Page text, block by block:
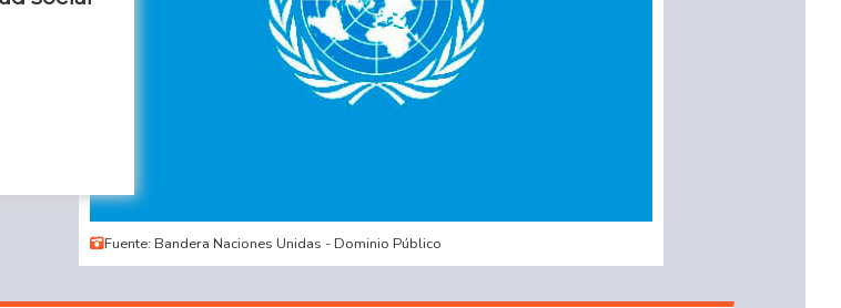
Fuente: Bandera Naciones Unidas - Dominio Público